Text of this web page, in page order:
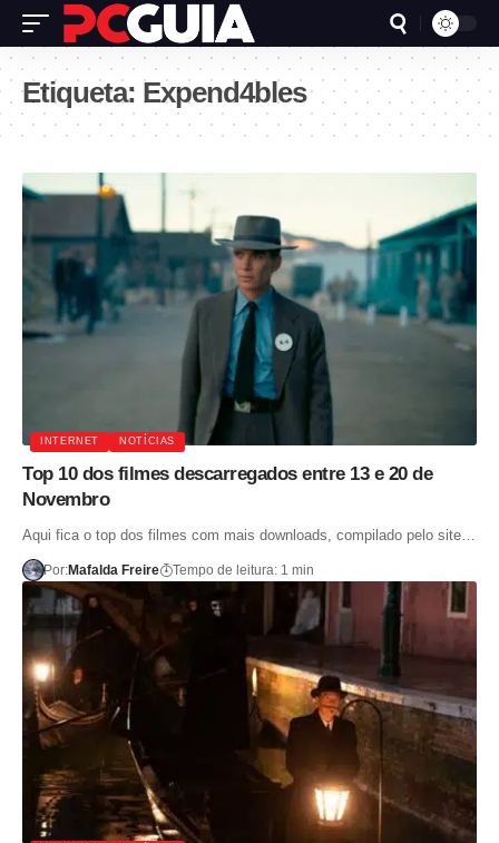
Etiqueta: Expend4bles
INTERNET NOTÍCIAS
Top 10 dos filmes descarregados entre 13 e 20 de
Novembro
Aqui fica o top dos filmes com mais downloads, compilado pelo site…
Por:Mafalda Freire Tempo de leitura: 1 min